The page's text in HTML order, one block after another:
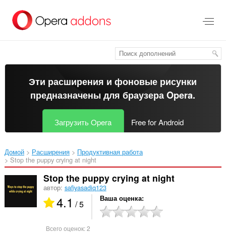
перейти
Эти расширения и фоновые рисунки
предназначены длябраузера Opera.
Загрузить Opera Free for Android
Домой Расширения
Продуктивная работа
Stop the puppy crying at night‎
Stop the puppy crying at night
автор: safiyasadiq123
4.1 / 5 Ваша оценка
Всего оценок:2